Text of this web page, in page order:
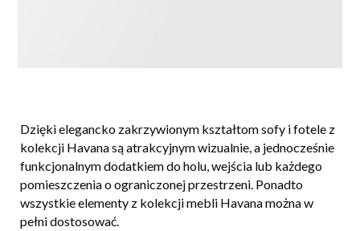
Dzięki elegancko zakrzywionym kształtom sofy i fotele z
kolekcji Havana są atrakcyjnym wizualnie, a jednocześnie
funkcjonalnym dodatkiem do holu, wejścia lub każdego
pomieszczenia o ograniczonej przestrzeni. Ponadto
wszystkie elementy z kolekcji mebli Havana można w
pełni dostosować.